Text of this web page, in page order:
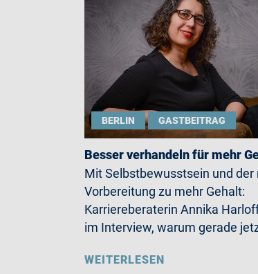
BERLIN GASTBEITRAG
Besser verhandeln für mehr
Mit Selbstbewusstsein und der
Vorbereitung zu mehr Gehalt:
Karriereberaterin Annika
im Interview, warum gerade
WEITERLESEN